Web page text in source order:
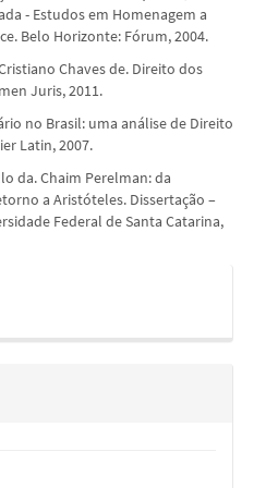
- Estudos em Homenagem a
Belo Horizonte: Fórum, 2004.
Cristiano Chaves de. Direito dos
Juris, 2011.
no Brasil: uma análise de Direito
Latin, 2007.
da. Chaim Perelman: da
a Aristóteles. Dissertação –
Federal de Santa Catarina,